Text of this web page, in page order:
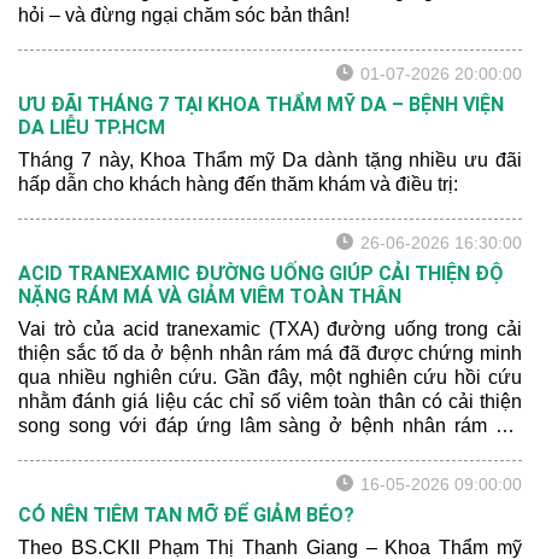
hỏi – và đừng ngại chăm sóc bản thân!
01-07-2026 20:00:00
ƯU ĐÃI THÁNG 7 TẠI KHOA THẨM MỸ DA – BỆNH VIỆN
DA LIỄU TP.HCM
Tháng 7 này, Khoa Thẩm mỹ Da dành tặng nhiều ưu đãi
hấp dẫn cho khách hàng đến thăm khám và điều trị:
26-06-2026 16:30:00
ACID TRANEXAMIC ĐƯỜNG UỐNG GIÚP CẢI THIỆN ĐỘ
NẶNG RÁM MÁ VÀ GIẢM VIÊM TOÀN THÂN
Vai trò của acid tranexamic (TXA) đường uống trong cải
thiện sắc tố da ở bệnh nhân rám má đã được chứng minh
qua nhiều nghiên cứu. Gần đây, một nghiên cứu hồi cứu
nhằm đánh giá liệu các chỉ số viêm toàn thân có cải thiện
song song với đáp ứng lâm sàng ở bệnh nhân rám má
giả cũng muốn đánh giá tiềm năng của các chỉ số viêm
như là chỉ dấu theo dõi đáp ứng điều trị.
16-05-2026 09:00:00
CÓ NÊN TIÊM TAN MỠ ĐỂ GIẢM BÉO?
Theo BS.CKII Phạm Thị Thanh Giang – Khoa Thẩm mỹ